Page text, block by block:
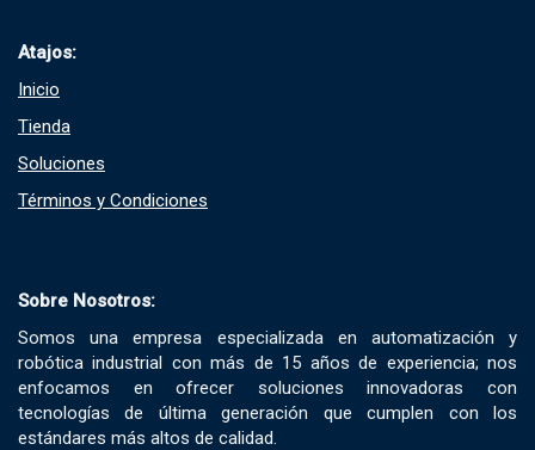
Atajos:
Inicio
Tienda
Soluciones​
Términos y Condiciones​
Sobre Nosotros:
Somos una empresa especializada en automatización y
robótica industrial con más de 15 años de experiencia; nos
enfocamos en ofrecer soluciones innovadoras con
tecnologías de última generación que cumplen con los
estándares más altos de calidad.